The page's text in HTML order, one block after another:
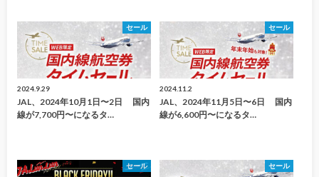
セール
2024.9.29
JAL、2024年10月1日〜2日 国内
線が7,700円〜になるタ…
セール
2024.11.2
JAL、2024年11月5日〜6日 国内
線が6,600円〜になるタ…
セール セール